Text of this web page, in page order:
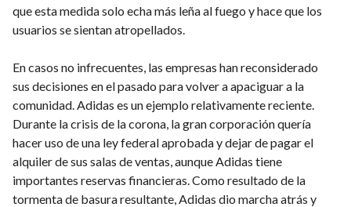
que esta medida solo echa más leña al fuego y hace que los
usuarios se sientan atropellados.
En casos no infrecuentes, las empresas han reconsiderado
sus decisiones en el pasado para volver a apaciguar a la
comunidad. Adidas es un ejemplo relativamente reciente.
Durante la crisis de la corona, la gran corporación quería
hacer uso de una ley federal aprobada y dejar de pagar el
alquiler de sus salas de ventas, aunque Adidas tiene
importantes reservas financieras. Como resultado de la
tormenta de basura resultante, Adidas dio marcha atrás y